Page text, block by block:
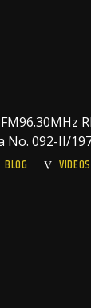
No. 092-II/
BLOG
VIDEOS